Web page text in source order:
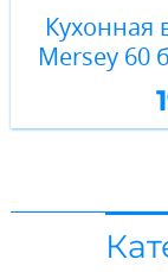
Кухонная
Mersey 60